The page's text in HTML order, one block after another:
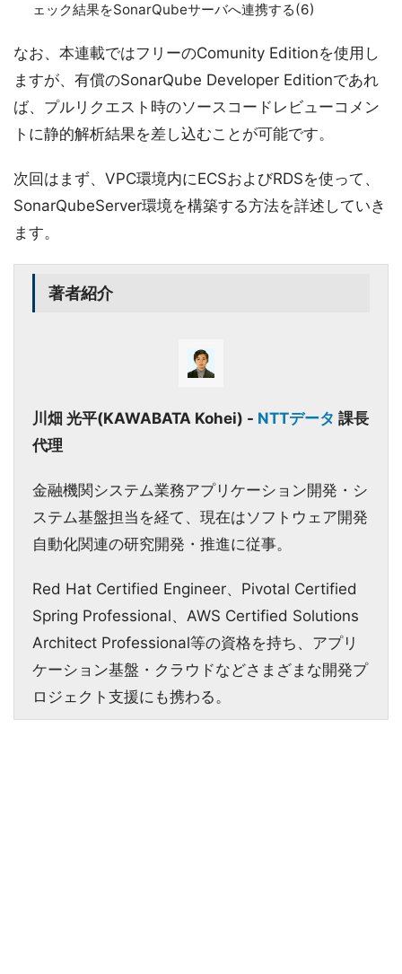
ェック結果をSonarQubeサーバへ連携する(6)
なお、本連載ではフリーのComunity Editionを使用し
ますが、有償のSonarQube Developer Editionであれ
ば、プルリクエスト時のソースコードレビューコメン
トに静的解析結果を差し込むことが可能です。
次回はまず、VPC環境内にECSおよびRDSを使って、
SonarQubeServer環境を構築する方法を詳述していき
ます。
著者紹介
川畑 光平(KAWABATA Kohei) - NTTデータ 課長
代理
金融機関システム業務アプリケーション開発・シ
ステム基盤担当を経て、現在はソフトウェア開発
自動化関連の研究開発・推進に従事。
Red Hat Certified Engineer、Pivotal Certified
Spring Professional、AWS Certified Solutions
Architect Professional等の資格を持ち、アプリ
ケーション基盤・クラウドなどさまざまな開発プ
ロジェクト支援にも携わる。